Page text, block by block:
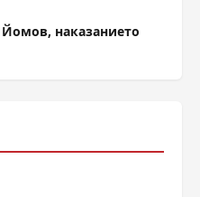
наказанието